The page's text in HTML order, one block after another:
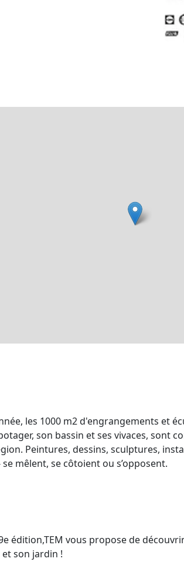
les 1000 m2 d'engrangements et
son bassin et ses vivaces, sont
Peintures, dessins, sculptures,
mêlent, se côtoient ou s’opposent.
édition,TEM vous propose de
son jardin !